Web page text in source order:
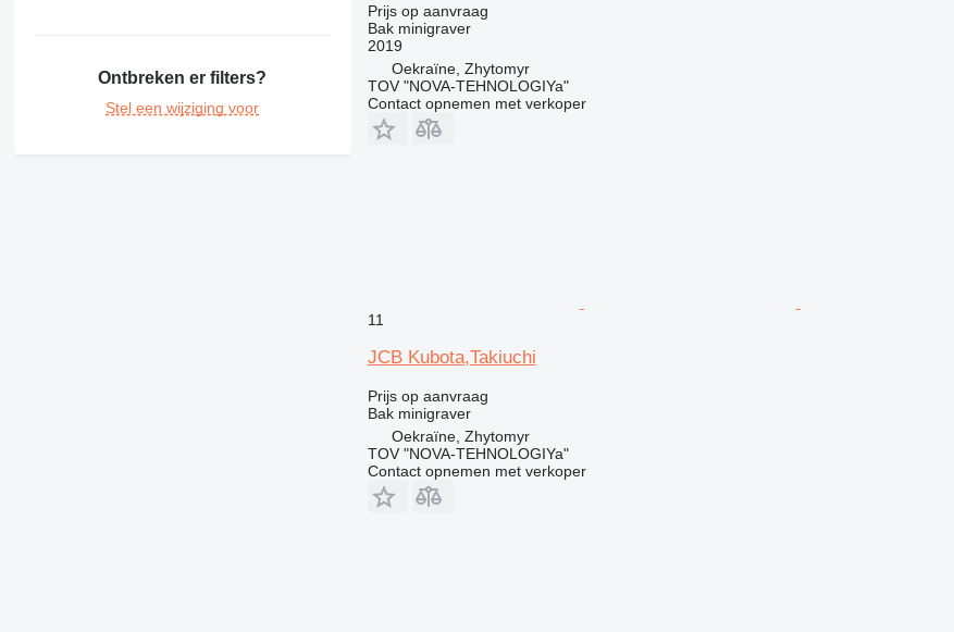
DE
GP
Ontbreken er filters?
Stel een wijziging voor
Prijs op aanvraag
Bak minigraver
2019
Oekraïne, Zhytomyr
TOV "NOVA-TEHNOLOGIYa"
Contact opnemen met verkoper
11
JCB Kubota,Takiuchi
Prijs op aanvraag
Bak minigraver
Oekraïne, Zhytomyr
TOV "NOVA-TEHNOLOGIYa"
Contact opnemen met verkoper